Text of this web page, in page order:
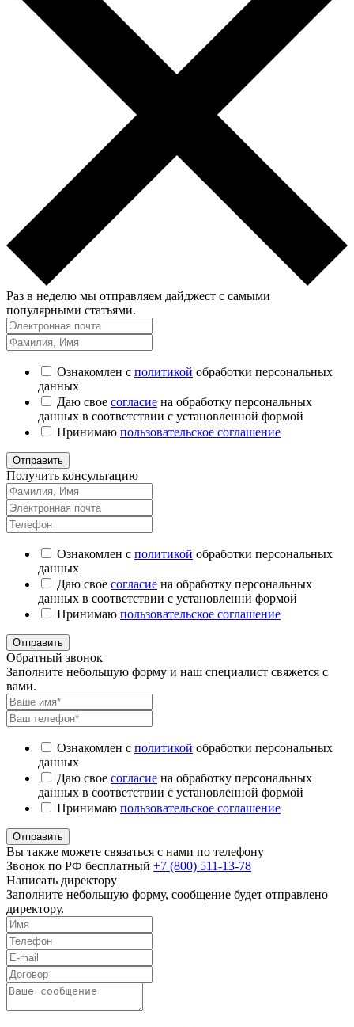
Раз в неделю мы отправляем дайджест с самыми
популярными статьями.
Ознакомлен с политикой обработки персональных
данных
Даю свое согласие на обработку персональных
данных в соответствии с установленной формой
Принимаю пользовательское соглашение
Отправить
Получить консультацию
Ознакомлен с политикой обработки персональных
данных
Даю свое согласие на обработку персональных
данных в соответствии с установленнй формой
Принимаю пользовательское соглашение
Отправить
Обратный звонок
Заполните небольшую форму и наш специалист свяжется с
вами.
Ознакомлен с политикой обработки персональных
данных
Даю свое согласие на обработку персональных
данных в соответствии с установленной формой
Принимаю пользовательское соглашение
Отправить
Вы также можете связаться с нами по телефону
Звонок по РФ бесплатный +7 (800) 511-13-78
Написать директору
Заполните небольшую форму, сообщение будет отправлено
директору.